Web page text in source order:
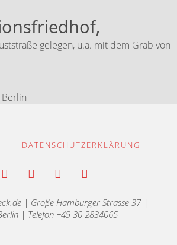
gelegen, u.a. mit dem Grab von
| DATENSCHUTZERKLÄRUNG
| Große Hamburger Strasse 37 |
| Telefon +49 30 2834065